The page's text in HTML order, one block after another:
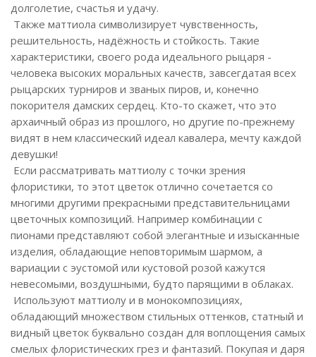
долголетие, счастья и удачу.
Также маттиола символизирует чувственность,
решительность, надёжность и стойкость. Такие
характеристики, своего рода идеального рыцаря -
человека высоких моральных качеств, завсегдатая всех
рыцарских турниров и званых пиров, и, конечно
покорителя дамских сердец. Кто-то скажет, что это
архаичный образ из прошлого, но другие по-прежнему
видят в нем классический идеал кавалера, мечту каждой
девушки!
Если рассматривать маттиолу с точки зрения
флористики, то этот цветок отлично сочетается со
многими другими прекрасными представительницами
цветочных композиций. Например комбинации с
пионами представляют собой элегантные и изысканные
изделия, обладающие неповторимым шармом, а
вариации с эустомой или кустовой розой кажутся
невесомыми, воздушными, будто парящими в облаках.
Используют маттиолу и в монокомпозициях,
обладающий множеством стильных оттенков, статный и
видный цветок буквально создан для воплощения самых
смелых флористических грез и фантазий. Покупая и даря